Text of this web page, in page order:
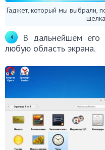
Гаджет, который мы выбрали,
В дальнейшем
любую область экрана.